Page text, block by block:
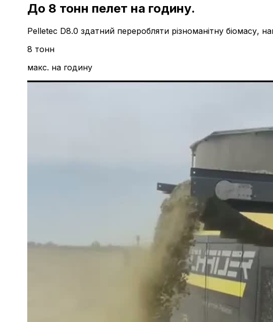
До 8 тонн пелет на годину.
Pelletec D8.0 здатний переробляти різноманітну біомасу,
8 тонн
макс. на годину